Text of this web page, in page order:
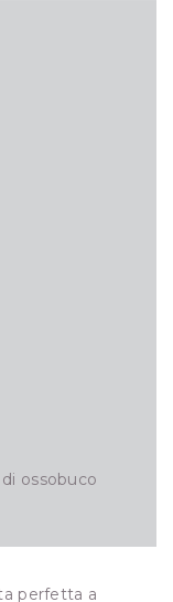
ossobuco
perfetta a